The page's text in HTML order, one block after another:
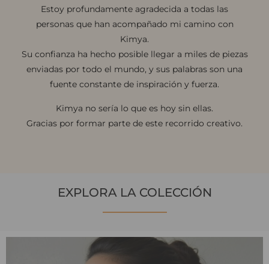
Estoy profundamente agradecida a todas las
personas que han acompañado mi camino con
Kimya.
Su confianza ha hecho posible llegar a miles de piezas
enviadas por todo el mundo, y sus palabras son una
fuente constante de inspiración y fuerza.
Kimya no sería lo que es hoy sin ellas.
Gracias por formar parte de este recorrido creativo.
EXPLORA LA COLECCIÓN